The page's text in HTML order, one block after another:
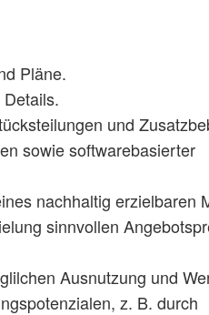
Pläne.
und
sowie softwarebasierter
nachhaltig erzielbaren
sinnvollen
Ausnutzung und
z. B. durch